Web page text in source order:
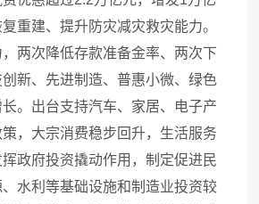
重建、提升防灾减灾救灾能力。
两次降低存款准备金率、两次下
新、先进制造、普惠小微、绿色
。出台支持汽车、家居、电子产
，大宗消费稳步回升，生活服务
政府投资撬动作用，制定促进民
水利等基础设施和制造业投资较